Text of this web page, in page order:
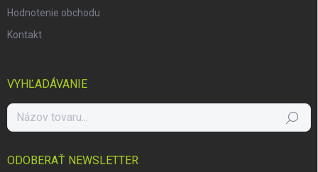
Hodnotenie obchodu
Kontakt
VYHĽADÁVANIE
Hľadať
ODOBERAŤ NEWSLETTER